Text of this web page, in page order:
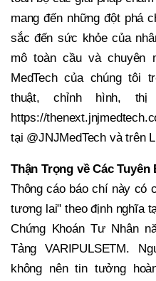
mang đến những đột phá
sắc đến sức khỏe của
mô toàn cầu và chuyên
MedTech của chúng tôi
thuật, chỉnh hình,
https://
tại @JNJMedTech và trên
Thận Trọng về Các
Thông cáo báo chí này có
tương lai" theo định nghĩa
Chứng Khoán Tư Nhân
Tảng VARIPULSETM.
không nên tin tưởng